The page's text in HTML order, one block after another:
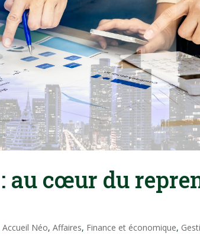
au cœur du
Accueil Néo,Affaires, Finance et économique,